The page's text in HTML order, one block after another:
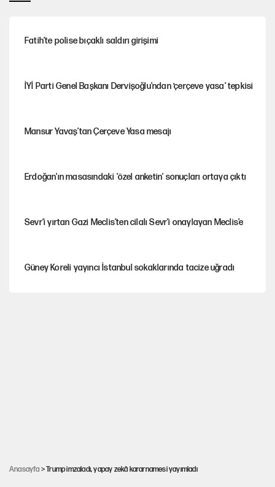
Fatih’te polise bıçaklı saldırı girişimi
İYİ Parti Genel Başkanı Dervişoğlu'ndan ‘çerçeve yasa’ tepkisi
Mansur Yavaş’tan Çerçeve Yasa mesajı
Erdoğan'ın masasındaki 'özel anketin' sonuçları ortaya çıktı
Sevr’i yırtan Gazi Meclis’ten cilalı Sevr’i onaylayan Meclis’e
Güney Koreli yayıncı İstanbul sokaklarında tacize uğradı
Anasayfa > Trump imzaladı, yapay zekâ kararnamesi yayımladı